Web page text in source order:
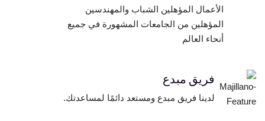
الأعمال المؤهلين الشباب والمهندسين
المؤهلين من الجامعات المشهورة في جميع
أنحاء العالم
فريق مبدع
لدينا فريق مبدع ومستعد دائمًا لمساعدتك.